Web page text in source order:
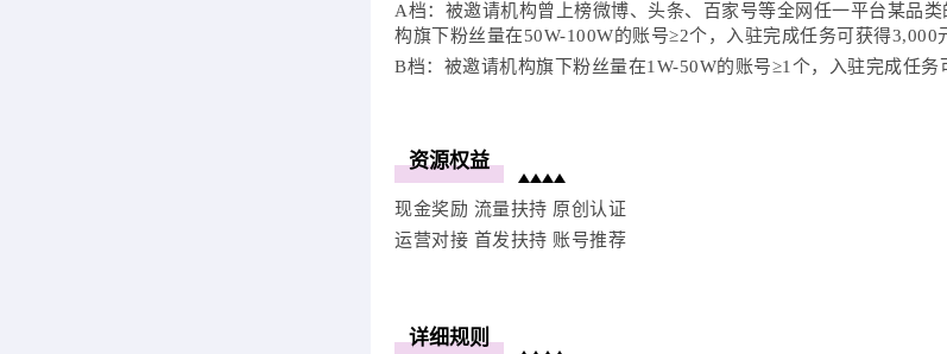
A档：被邀请机构曾上榜微博、头条、百家号等全网任一平台某品
构旗下粉丝量在50W-100W的账号≥2个，入驻完成任务可获得3,000
B档：被邀请机构旗下粉丝量在1W-50W的账号≥1个，入驻完成任务
资源权益
现金奖励 流量扶持 原创认证
运营对接 首发扶持 账号推荐
详细规则